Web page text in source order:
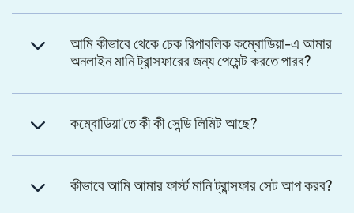
আমি কীভাবে থেকে চেক রিপাবলিক কম্বোডিয়া-এ আমার
অনলাইন মানি ট্রান্সফারের জন্য পেমেন্ট করতে পারব?
কম্বোডিয়া'তে কী কী সেন্ডি লিমিট আছে?
কীভাবে আমি আমার ফার্স্ট মানি ট্রান্সফার সেট আপ করব?